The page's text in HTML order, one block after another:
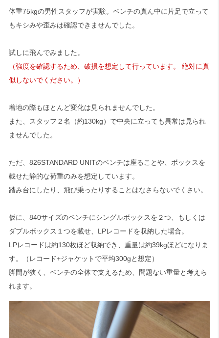
体重75kgの男性スタッフが実験。ベンチの真ん中に片足で立って
もキシみや歪みは確認できませんでした。
試しに飛んでみました。
（強度を確認するため、破損を想定して行っています。 絶対に真
似しないでください。）
着地の際もほとんど変化は見られませんでした。
また、スタッフ２名（約130kg）で中央に立っても異常は見られ
ませんでした。
ただ、826STANDARD UNITのベンチは座ることや、ボックスを
載せた静的な荷重のみを想定しています。
踏み台にしたり、飛び乗ったりすることはなさらないでくさい。
仮に、840サイズのベンチにシングルボックスを２つ、もしくは
ダブルボックス１つを載せ、LPレコードを収納した場合。
LPレコードは約130枚ほど収納でき、重量は約39kgほどになりま
す。（レコード+ジャケットで平均300gと想定）
脚間が狭く、ベンチの全体で支えるため、問題ない重量と考えら
れます。